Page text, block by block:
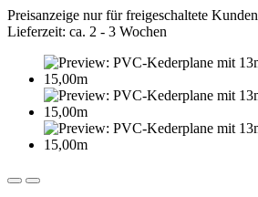
Preisanzeige nur für freigeschaltete Kunden
Lieferzeit: ca. 2 - 3 Wochen